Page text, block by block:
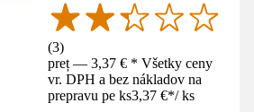
(3)
preț — 3,37 € * Všetky ceny
vr. DPH a bez nákladov na
prepravu pe ks3,37 €*/ ks